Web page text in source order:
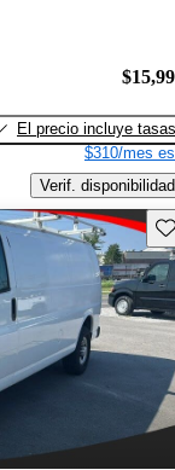
El precio incluye tasas
$310/mes
Verif. disponibilidad